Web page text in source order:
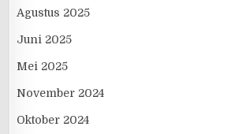
Agustus 2025
Juni 2025
Mei 2025
November 2024
Oktober 2024